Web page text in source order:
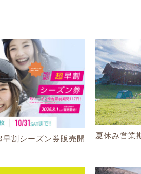
割シーズン券販売開
夏休み営業